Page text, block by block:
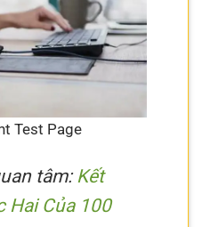
Test Page
tâm:Kết
Hai Của 100